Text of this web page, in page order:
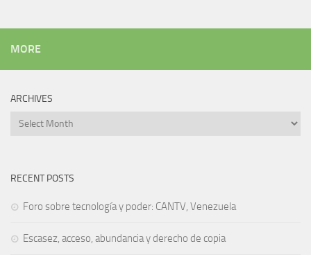
MORE
ARCHIVES
Archives
RECENT POSTS
Foro sobre tecnología y poder: CANTV, Venezuela
Escasez, acceso, abundancia y derecho de copia